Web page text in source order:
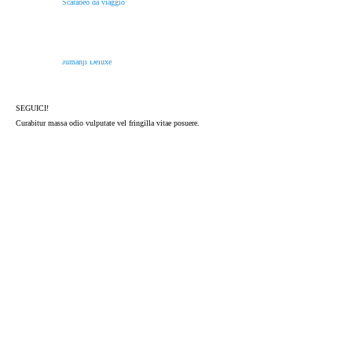
Jumanji Deluxe
SEGUICI!
Curabitur massa odio vulputate vel fringilla vitae posuere.